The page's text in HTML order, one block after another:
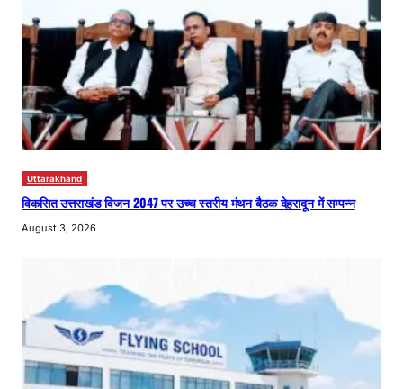
Uttarakhand
विकसित उत्तराखंड विजन 2047 पर उच्च स्तरीय मंथन बैठक देहरादून में सम्पन्न
August 3, 2026